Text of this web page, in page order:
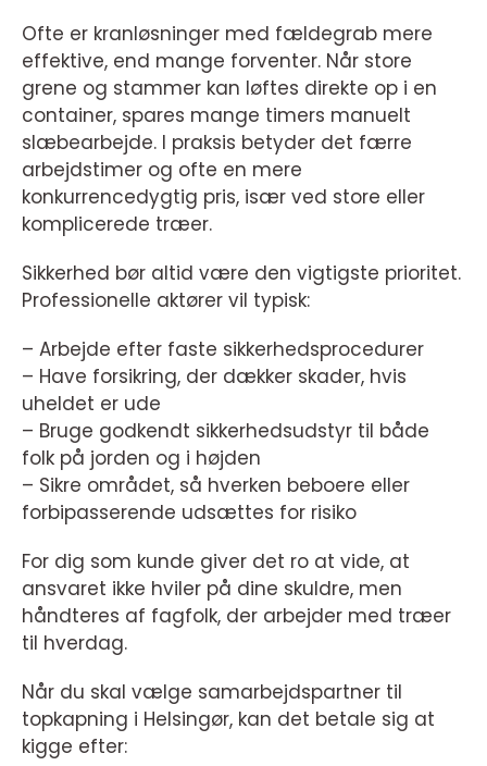
Ofte er kranløsninger med fældegrab mere
effektive, end mange forventer. Når store
grene og stammer kan løftes direkte op i en
container, spares mange timers manuelt
slæbearbejde. I praksis betyder det færre
arbejdstimer og ofte en mere
konkurrencedygtig pris, især ved store eller
komplicerede træer.
Sikkerhed bør altid være den vigtigste prioritet.
Professionelle aktører vil typisk:
– Arbejde efter faste sikkerhedsprocedurer
– Have forsikring, der dækker skader, hvis
uheldet er ude
– Bruge godkendt sikkerhedsudstyr til både
folk på jorden og i højden
– Sikre området, så hverken beboere eller
forbipasserende udsættes for risiko
For dig som kunde giver det ro at vide, at
ansvaret ikke hviler på dine skuldre, men
håndteres af fagfolk, der arbejder med træer
til hverdag.
Når du skal vælge samarbejdspartner til
topkapning i Helsingør, kan det betale sig at
kigge efter: